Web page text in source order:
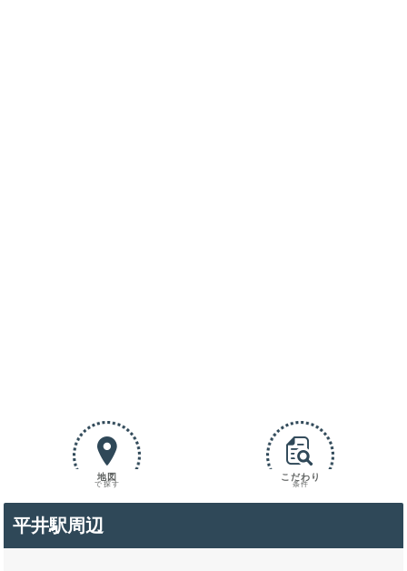
地図
で探す
こだわり
条件
平井駅周辺